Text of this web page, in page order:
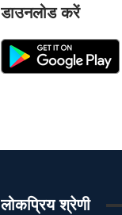
डाउनलोड करें
लोकप्रिय श्रेणी